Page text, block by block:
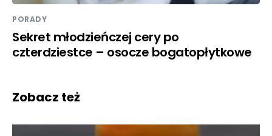
PORADY
Sekret młodzieńczej cery po
czterdziestce – osocze bogatopłytkowe
Zobacz też